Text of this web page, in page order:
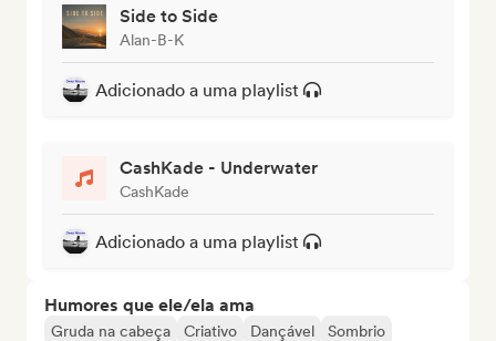
Side to Side
Alan-B-K
Adicionado a uma playlist
CashKade - Underwater
CashKade
Adicionado a uma playlist
Humores que ele/ela ama
Gruda na cabeça Criativo Dançável
Sombrio